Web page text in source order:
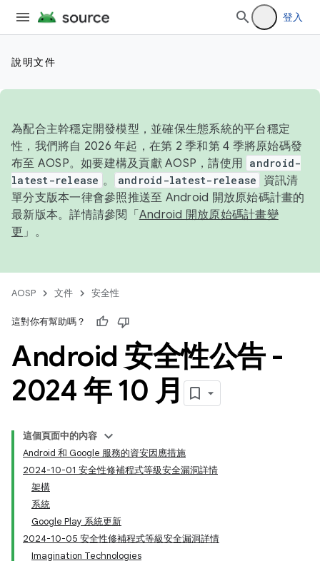
登入
說明文件
為配合主幹穩定開發模型，並確保生態系統的平台穩定
性，我們將自 2026 年起，在第 2 季和第 4 季將原始碼發
布至 AOSP。如要建構及貢獻 AOSP，請使用 android-
latest-release 。 android-latest-release
資訊清
單分支版本一律會參照推送至 Android 開放原始碼計畫的
最新版本。詳情請參閱「 Android 開放原始碼計畫變
更 」。
AOSP 文件 安全性
這對你有幫助嗎？
Android 安全性公告 -
2024 年 10 月
這個頁面中的內容
Android 和 Google 服務的資安因應措施
2024-10-01 安全性修補程式等級安全漏洞詳情
架構
系統
Google Play 系統更新
2024-10-05 安全性修補程式等級安全漏洞詳情
Imagination Technologies